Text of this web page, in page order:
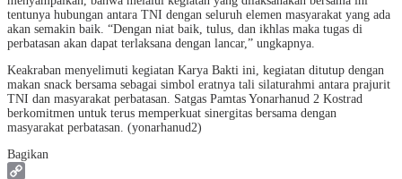
tentunya hubungan antara TNI dengan seluruh elemen masyarakat yang ada
akan semakin baik. “Dengan niat baik, tulus, dan ikhlas maka tugas di
perbatasan akan dapat terlaksana dengan lancar,” ungkapnya.
Keakraban menyelimuti kegiatan Karya Bakti ini, kegiatan ditutup dengan
makan snack bersama sebagai simbol eratnya tali silaturahmi antara prajurit
TNI dan masyarakat perbatasan. Satgas Pamtas Yonarhanud 2 Kostrad
berkomitmen untuk terus memperkuat sinergitas bersama dengan
masyarakat perbatasan. (yonarhanud2)
Bagikan